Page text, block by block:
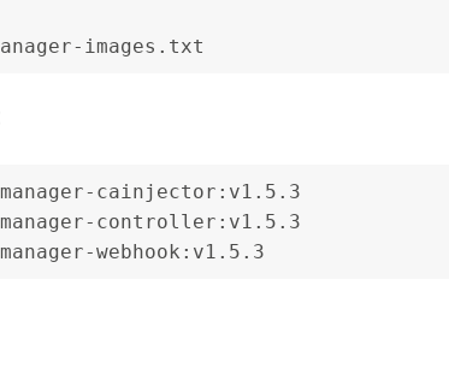
images.txt
cainjector:v1.5.3
controller:v1.5.3
webhook:v1.5.3